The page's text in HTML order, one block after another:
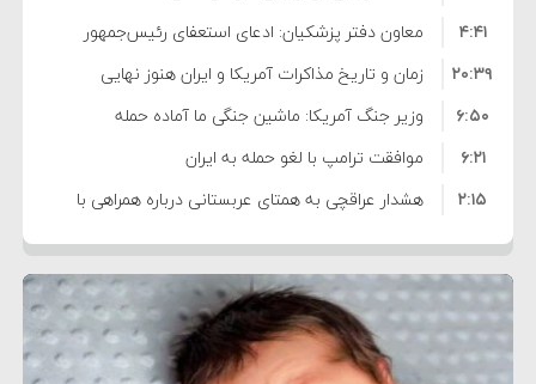
معاون دفتر پزشکیان: ادعای استعفای رئیس‌جمهور
واهی و کذب محض است
۴:۴۱
زمان و تاریخ مذاکرات آمریکا و ایران هنوز نهایی
نشده است
۲۰:۳۹
وزیر جنگ آمریکا: ماشین جنگی ما آماده حمله
نظامی علیه ایران است
۶:۵۰
موافقت ترامپ با لغو حمله به ایران
۶:۲۱
هشدار عراقچی به همتای عربستانی درباره همراهی با
آمریکا
۲:۱۵
مقام ارشد امنیتی: برنامه گسترده‌ای برای پاسخ به
دیوانگی آمریکا داریم
۷:۱۰
ترامپ دستور حملات جدید علیه ایران را صادر کرد
۵:۴۵
سپاه: دو نفتکش متخلف مورد اصابت قرار گرفته و
متوقف شدند
۱۲:۵۹
ترامپ مدعی توافق تاریخی برای خلع سلاح کامل
۸:۵۷